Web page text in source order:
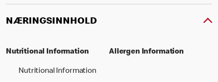
NÆRINGSINNHOLD
Nutritional Information
Nutritional Information
Allergen Information